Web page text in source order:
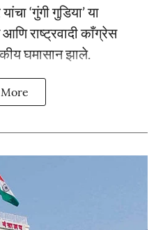
‘गुंगी गुडिया’ या
राष्ट्रवादी काँग्रेस
घमासान झाले.